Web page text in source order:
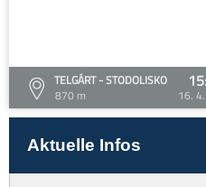
TELGÁRT - STODOLISKO
870 m
16.
Aktuelle Infos